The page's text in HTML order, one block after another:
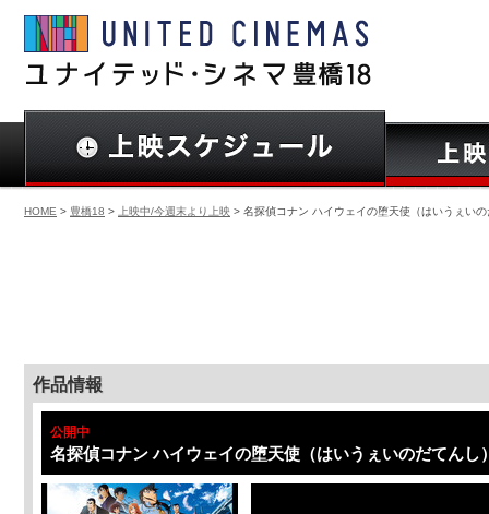
HOME > 豊橋18 > 上映中/今週末より上映 > 名探偵コナン ハイウェイの堕天使（はいうぇい
作品情報
公開中
名探偵コナン ハイウェイの堕天使（はいうぇいのだてんし